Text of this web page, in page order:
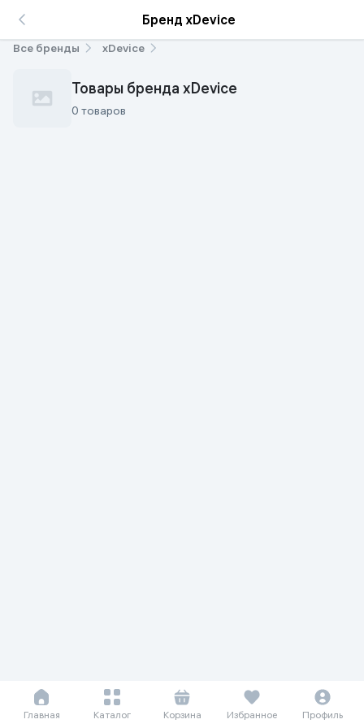
Бренд xDevice
Все бренды xDevice
Товары бренда xDevice
0 товаров
Главная Каталог Корзина Избранное Профиль